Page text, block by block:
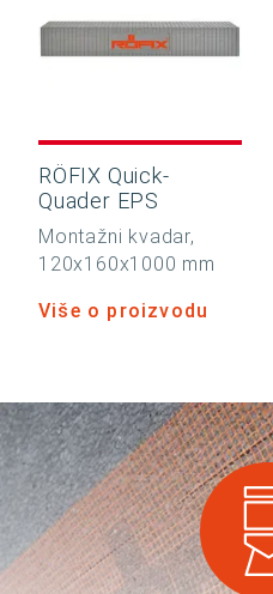
RÖFIX Quick-
Quader EPS
Montažni kvadar,
120x160x1000 mm
Više o proizvodu